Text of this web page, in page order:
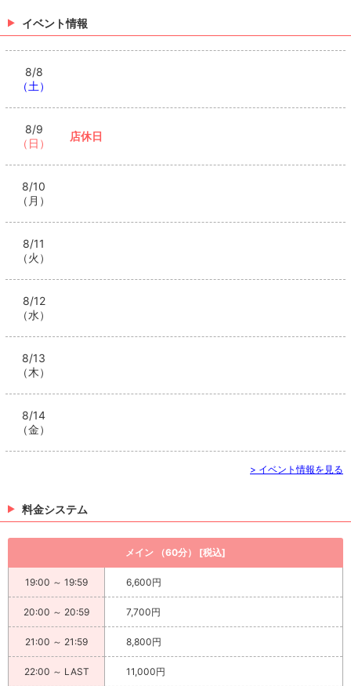
イベント情報
8/8
（土）
8/9
（日）
店休日
8/10
（月）
8/11
（火）
8/12
（水）
8/13
（木）
8/14
（金）
> イベント情報を見る
料金システム
メイン （60分） [税込]
19:00 ～ 19:59 6,600円
20:00 ～ 20:59 7,700円
21:00 ～ 21:59 8,800円
22:00 ～ LAST 11,000円